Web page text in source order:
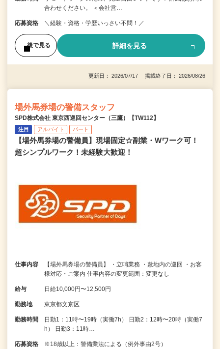
合わせください。 ＜会社営…
応募資格 ＼経験・資格・学歴いっさい不問！／
後で見る 詳細を見る
更新日： 2026/07/17 掲載終了日： 2026/08/26
場外馬券場の警備スタッフ
SPD株式会社 東京西巡回センター（三鷹）【TW112】
注目 アルバイト パート
【場外馬券場の警備員】現場固定☆副業・Wワーク可！
超シンプルワーク！未経験大歓迎！
仕事内容
【場外馬券場の警備員】 ・立哨業務 ・敷地内の巡回 ・お客
様対応・ご案内 仕事内容の変更範囲：変更なし
給与 日給10,000円〜12,500円
勤務地 東京都文京区
勤務時間
日勤1：11時〜19時（実働7h） 日勤2：12時〜20時（実働7
h） 日勤3：11時…
応募資格 ※18歳以上：警備業法による（例外事由2号）